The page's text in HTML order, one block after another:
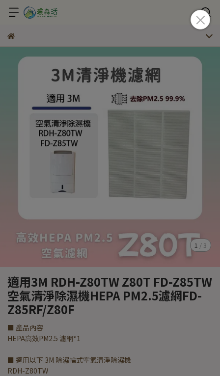
1 / 3
適用3M RDH-Z80TW Z80T FD-Z85TW
空氣清淨除濕機HEPA PM2.5濾網FD-
Z85RF/Z80F
■ 產品內容
HEPA高效PM2.5 濾網*1
■ 適用以下 3M 除濕輪式空氣清淨除濕機
RDH-Z80TW